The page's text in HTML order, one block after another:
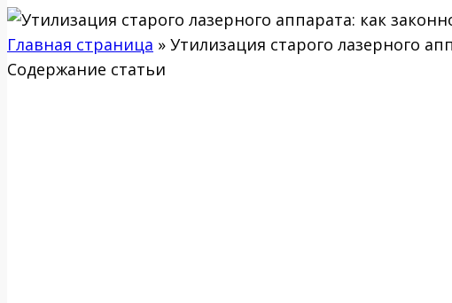
Главная страница » Утилизация старого лазерного
Содержание статьи